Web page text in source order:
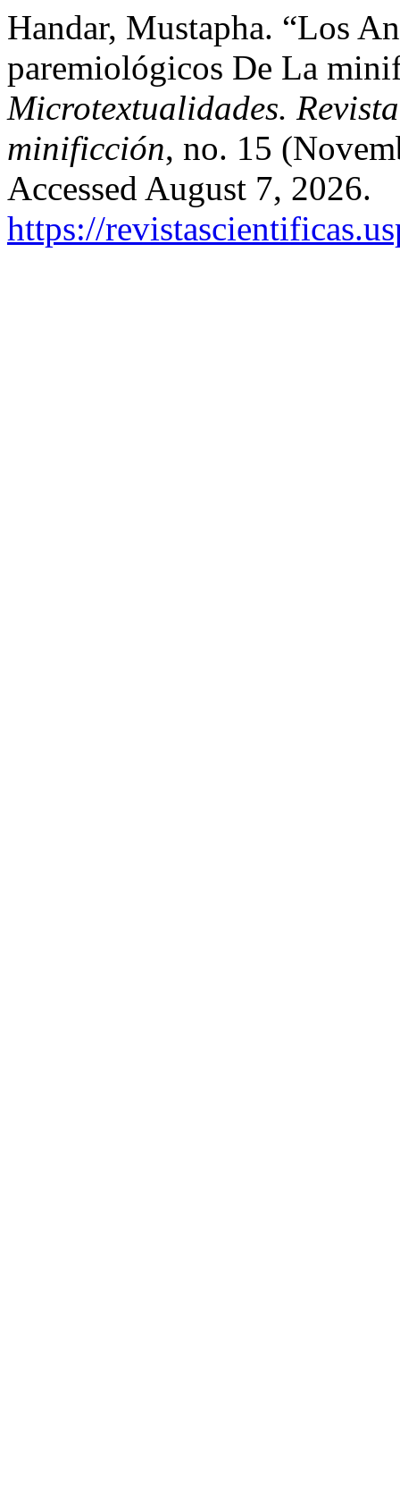
Handar, Mustapha. “Los
paremiológicos De La
Microtextualidades.
minificción, no. 15
Accessed August 7, 2026.
https://